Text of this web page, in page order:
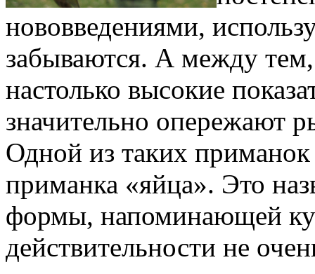
нововведениями,
забываются. А между
настолько высокие
значительно опережают
Одной из таких приманок
приманка «яйца». Это
формы, напоминающей
действительности не